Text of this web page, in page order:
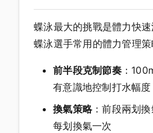
蝶泳最大的挑戰是體力快
蝶泳選手常用的體力管理策
前半段克制節奏：
有意識地控制打水幅
換氣策略：前段兩划
每划換氣一次